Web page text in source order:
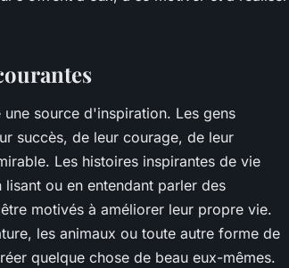
source d'inspiration. Les gens
succès, de leur courage, de leur
Les histoires inspirantes de vie
ou en entendant parler des
motivés à améliorer leur propre vie.
les animaux ou toute autre forme de
quelque chose de beau eux-mêmes.